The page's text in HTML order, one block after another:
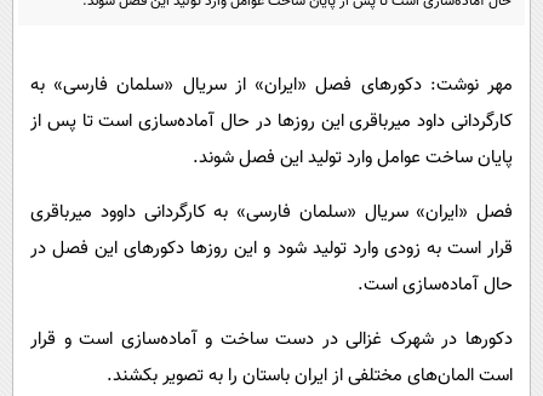
سرگرمی
گوناگون
حوادث
اجتماعی
پیامک
آشپزی
مهر نوشت: دکورهای فصل «ایران» از سریال «سلمان فارسی» به
کارگردانی داود میرباقری این روزها در حال آماده‌سازی است تا پس از
پایان ساخت عوامل وارد تولید این فصل شوند.
فصل «ایران» سریال «سلمان فارسی» به کارگردانی داوود میرباقری
قرار است به زودی وارد تولید شود و این روزها دکورهای این فصل در
حال آماده‌سازی است.
دکورها در شهرک غزالی در دست ساخت و آماده‌سازی است و قرار
است المان‌های مختلفی از ایران باستان را به تصویر بکشند.